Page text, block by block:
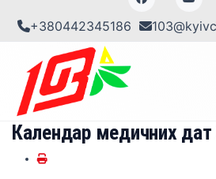
+380442345186
Календар медичних